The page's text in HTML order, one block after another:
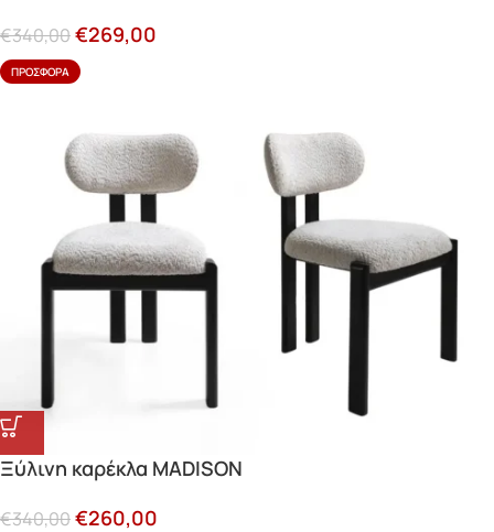
€340,00€269,00
ΠΡΟΣΦΟΡΆ
Ξύλινη καρέκλα MADISON
€340,00€260,00